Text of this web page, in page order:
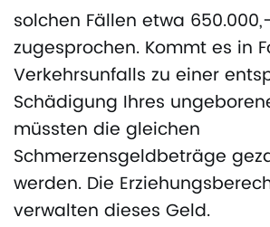
solchen Fällen etwa
zugesprochen. Kommt es in
Verkehrsunfalls zu einer
Schädigung Ihres
müssten die gleichen
Schmerzensgeldbeträge
werden. Die
verwalten dieses Geld.